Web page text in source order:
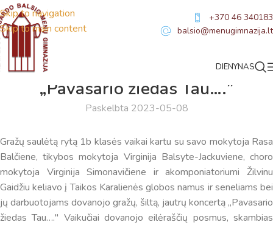
Skip to navigation
Skip to main content
+370 46 340183
balsio@menugimnazija.lt
DIENYNAS
„Pavasario žiedas Tau….”
Paskelbta 2023-05-08
Gražų saulėtą rytą 1b klasės vaikai kartu su savo mokytoja Rasa
Balčiene, tikybos mokytoja Virginija Balsyte-Jackuviene, choro
mokytoja Virginija Simonavičiene ir akomponiatoriumi Žilvinu
Gaidžiu keliavo į Taikos Karalienės globos namus ir seneliams bei
jų darbuotojams dovanojo gražų, šiltą, jautrų koncertą „Pavasario
žiedas Tau…." Vaikučiai dovanojo eilėraščių posmus, skambias